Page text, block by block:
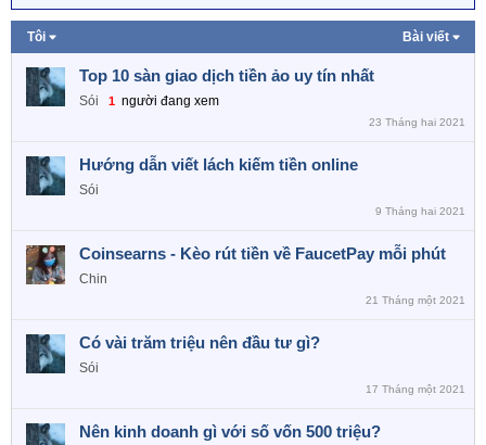
Tôi Bài viết
Top 10 sàn giao dịch tiền ảo uy tín nhất
Sói 1 người đang xem
23 Tháng hai 2021
Hướng dẫn viết lách kiếm tiền online
Sói
9 Tháng hai 2021
Coinsearns - Kèo rút tiền về FaucetPay mỗi phút
Chin
21 Tháng một 2021
Có vài trăm triệu nên đầu tư gì?
Sói
17 Tháng một 2021
Nên kinh doanh gì với số vốn 500 triệu?